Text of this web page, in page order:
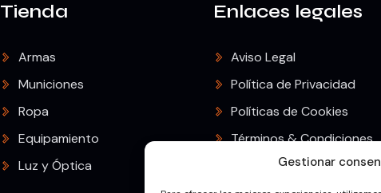
Gestionar
Tienda
Armas
Municiones
Ropa
Equipamiento
Luz y Óptica
Enlaces legales
Aviso Legal
Política de Privacidad
Políticas de Cookies
Términos & Condiciones
Envíos & Devoluciones